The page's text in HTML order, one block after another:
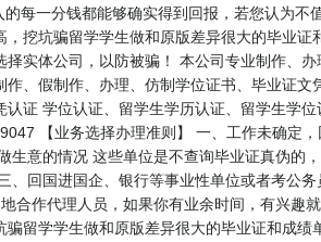
一分钱都能够确实得到回报，若您认为不
挖坑骗留学学生做和原版差异很大的毕业
实体公司，以防被骗！ 本公司专业制作、
、假制作、办理、仿制学位证书、毕业证
证 学位认证、留学生学历认证、留学生学
【业务选择办理准则】 一、工作未确定
意的情况 这些单位是不查询毕业证真伪的
回国进国企、银行等事业性单位或者考公
合作代理人员，如果你有业余时间，有兴趣
留学学生做和原版差异很大的毕业证和成